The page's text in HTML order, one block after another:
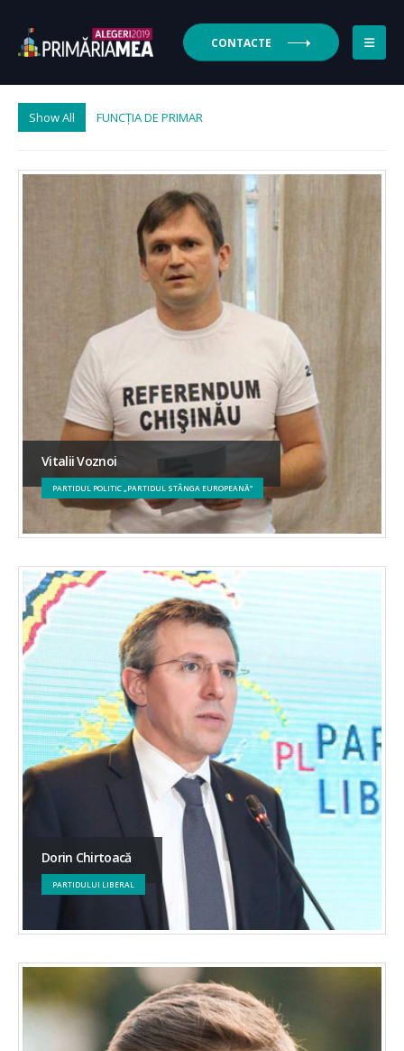
CONTACTE
Show All FUNCŢIA DE PRIMAR
Vitalii Voznoi
PARTIDUL POLITIC „PARTIDUL STÂNGA EUROPEANĂ”
Dorin Chirtoacă
PARTIDULUI LIBERAL